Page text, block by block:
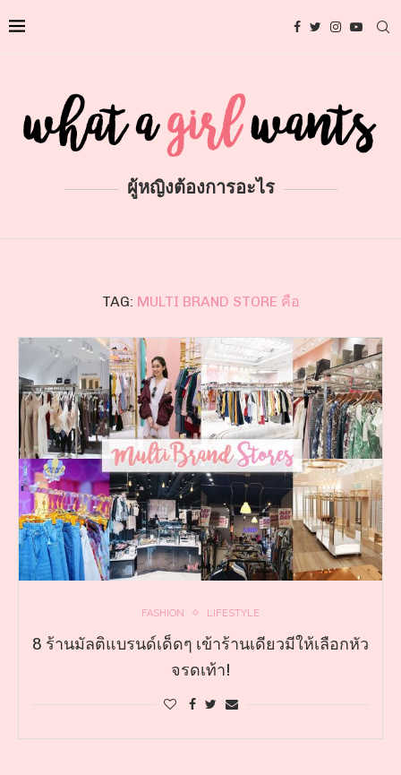
ผู้หญิงต้องการอะไร
TAG: MULTI BRAND STORE คือ
FASHION LIFESTYLE
8 ร้านมัลติแบรนด์เด็ดๆ เข้าร้านเดียวมีให้เลือกหัว
จรดเท้า!